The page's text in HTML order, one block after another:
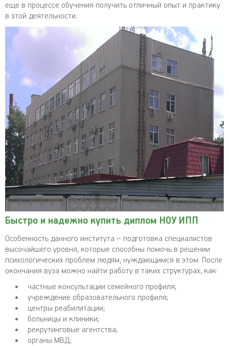
еще в процессе обучения получить отличный опыт и практику
в этой деятельности.
Быстро и надежно купить диплом НОУ ИПП
Особенность данного института – подготовка специалистов
высочайшего уровня, которые способны помочь в решении
психологических проблем людям, нуждающимся в этом. После
окончания вуза можно найти работу в таких структурах, как:
частные консультации семейного профиля;
учреждение образовательного профиля;
центры реабилитации;
больницы и клиники;
рекрутинговые агентства;
органы МВД;